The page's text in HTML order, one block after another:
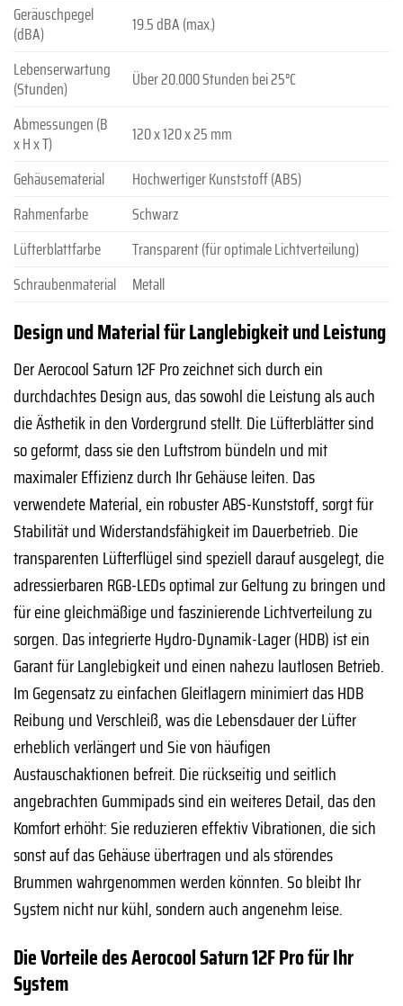
Geräuschpegel
(dBA)
19.5 dBA (max.)
Lebenserwartung
(Stunden)
Über 20.000 Stunden bei 25°C
Abmessungen (B
x H x T)
120 x 120 x 25 mm
Gehäusematerial
Hochwertiger Kunststoff (ABS)
Rahmenfarbe
Schwarz
Lüfterblattfarbe
Transparent (für optimale Lichtverteilung)
Schraubenmaterial
Metall
Design und Material für Langlebigkeit und Leistung
Der Aerocool Saturn 12F Pro zeichnet sich durch ein
durchdachtes Design aus, das sowohl die Leistung als auch
die Ästhetik in den Vordergrund stellt. Die Lüfterblätter sind
so geformt, dass sie den Luftstrom bündeln und mit
maximaler Effizienz durch Ihr Gehäuse leiten. Das
verwendete Material, ein robuster ABS-Kunststoff, sorgt für
Stabilität und Widerstandsfähigkeit im Dauerbetrieb. Die
transparenten Lüfterflügel sind speziell darauf ausgelegt, die
adressierbaren RGB-LEDs optimal zur Geltung zu bringen und
für eine gleichmäßige und faszinierende Lichtverteilung zu
sorgen. Das integrierte Hydro-Dynamik-Lager (HDB) ist ein
Garant für Langlebigkeit und einen nahezu lautlosen Betrieb.
Im Gegensatz zu einfachen Gleitlagern minimiert das HDB
Reibung und Verschleiß, was die Lebensdauer der Lüfter
erheblich verlängert und Sie von häufigen
Austauschaktionen befreit. Die rückseitig und seitlich
angebrachten Gummipads sind ein weiteres Detail, das den
Komfort erhöht: Sie reduzieren effektiv Vibrationen, die sich
sonst auf das Gehäuse übertragen und als störendes
Brummen wahrgenommen werden könnten. So bleibt Ihr
System nicht nur kühl, sondern auch angenehm leise.
Die Vorteile des Aerocool Saturn 12F Pro für Ihr
System